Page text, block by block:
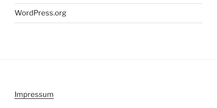
WordPress.org
Impressum